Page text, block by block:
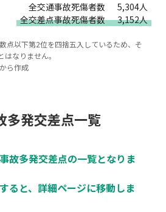
全交通事故死傷者数
5,304人
全交差点事故死傷者数
3,152人
点以下第2位を四捨五入しているため、そ
なりません。
ら作成
多発交差点一覧
故多発交差点の一覧となりま
ると、詳細ページに移動しま